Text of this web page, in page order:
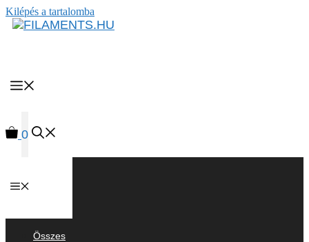
Kilépés a tartalomba
0
Összes